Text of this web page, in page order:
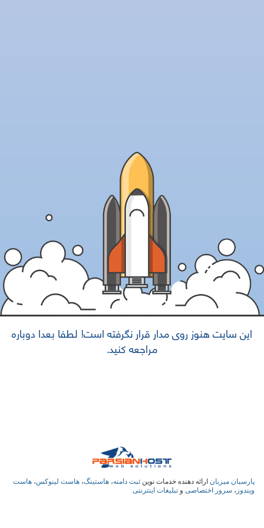
این سایت هنوز روی مدار قرار نگرفته است! لطفا بعدا دوباره
مراجعه کنید.
پارسیان میزبانارائه دهنده خدمات نوین ثبت دامنه، هاستینگ، هاست لینوکس، هاست
ویندوز ، سرور اختصاصیو تبلیغات اینترنتی